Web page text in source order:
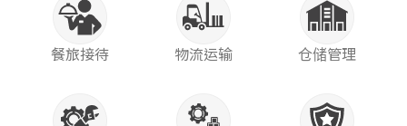
餐旅接待 物流运输 仓储管理